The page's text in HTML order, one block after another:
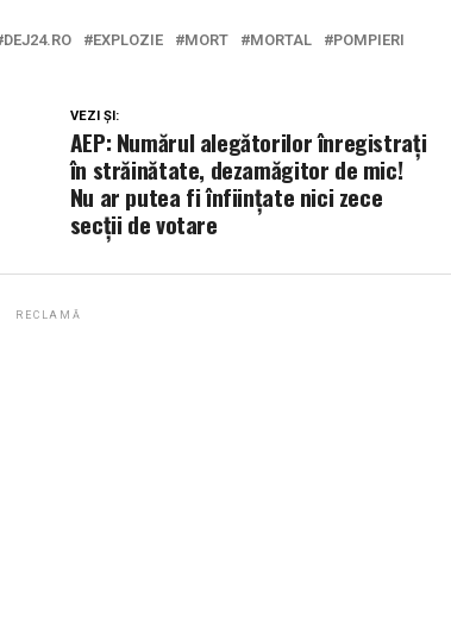
DEJ24.RO EXPLOZIE MORT MORTAL
POMPIERI
VEZI ȘI:
AEP: Numărul alegătorilor înregistraţi
în străinătate, dezamăgitor de mic!
Nu ar putea fi înfiinţate nici zece
secţii de votare
RECLAMĂ